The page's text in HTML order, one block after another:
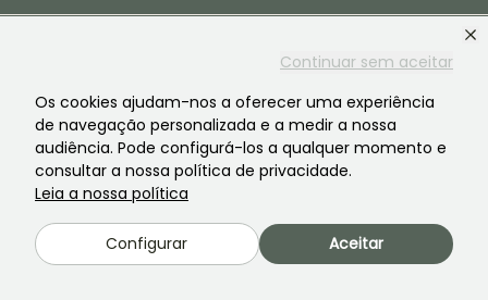
Continuar sem aceitar
Os cookies ajudam-nos a oferecer uma experiência
de navegação personalizada e a medir a nossa
audiência. Pode configurá-los a qualquer momento e
consultar a nossa política de privacidade.
Leia a nossa política
Configurar Aceitar
A marca
A nossa historia
As nossas plantas
Os nossos compromissos
SERVIÇOS
Preparacao de
encomendas
Entregas
Garantia das plantas
Pagamento seguro